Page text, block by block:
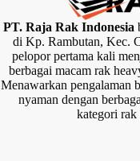
PT. Raja Rak Indonesia
di Kp. Rambutan, Kec.
pelopor pertama kali
berbagai macam rak
Menawarkan pengalaman
nyaman dengan
kategori rak